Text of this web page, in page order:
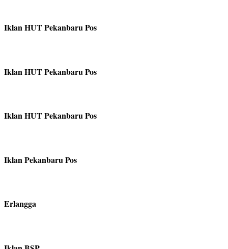
Iklan HUT Pekanbaru Pos
Iklan HUT Pekanbaru Pos
Iklan HUT Pekanbaru Pos
Iklan Pekanbaru Pos
Erlangga